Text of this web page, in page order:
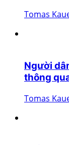
Tomas
Người
thông
Tomas